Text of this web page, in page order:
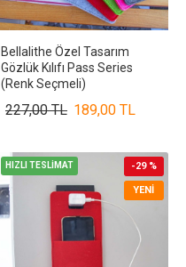
Bellalithe Özel Tasarım
Gözlük Kılıfı Pass Series
(Renk Seçmeli)
189,00 TL
227,00 TL
HIZLI TESLİMAT
YENI
-29 %